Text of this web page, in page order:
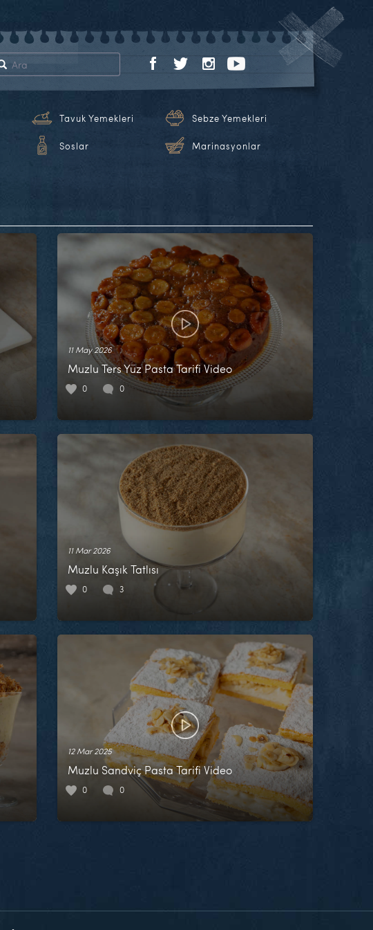
Tavuk Yemekleri Sebze Yemekleri
Soslar Marinasyonlar
11 May 2026
Muzlu Ters Yüz Pasta Tarifi Video
0 0
11 Mar 2026
Muzlu Kaşık Tatlısı
0 3
12 Mar 2025
Muzlu Sandviç Pasta Tarifi Video
0 0